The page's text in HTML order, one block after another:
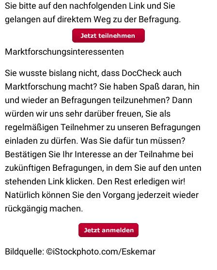
Sie bitte auf den nachfolgenden Link und Sie
gelangen auf direktem Weg zu der Befragung.
Marktforschungsinteressenten
Sie wusste bislang nicht, dass DocCheck auch
Marktforschung macht? Sie haben Spaß daran, hin
und wieder an Befragungen teilzunehmen? Dann
würden wir uns sehr darüber freuen, Sie als
regelmäßigen Teilnehmer zu unseren Befragungen
einladen zu dürfen. Was Sie dafür tun müssen?
Bestätigen Sie Ihr Interesse an der Teilnahme bei
zukünftigen Befragungen, in dem Sie auf den unten
stehenden Link klicken. Den Rest erledigen wir!
Natürlich können Sie den Vorgang jederzeit wieder
rückgängig machen.
Bildquelle:©iStockphoto.com/Eskemar